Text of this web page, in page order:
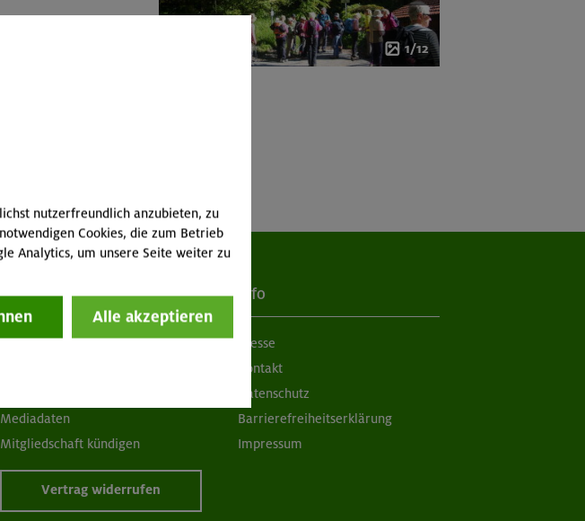
immer einfach zu
einer
zum Auto.
1/12
Services
FAQ
Mediadaten
Mitgliedschaft kündigen
Vertrag widerrufen
Info
Presse
Kontakt
Datenschutz
Barrierefreiheitserklärung
Impressum
nutzerfreundlich anzubieten, zu
Cookies, die zum Betrieb
Analytics, um unsere Seite weiter zu
Alle akzeptieren